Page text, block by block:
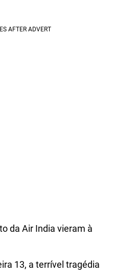
da Air India vieram à
13, a terrível tragédia